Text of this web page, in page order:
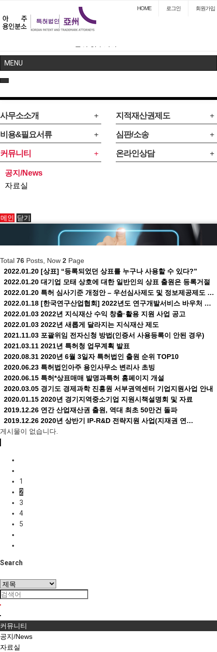
HOME 로그인 회원가입
글이 없습니다.
MENU
사무소소개 지적재산권제도
비용&필요서류 심판/소송
커뮤니티
공지/News
자료실
온라인상담
메인 닫기
Total 76 Posts, Now 2 Page
2022.01.20 [상표] “등록되었던 상표를 누구나 사용할 수 있다?”
2022.01.20 대기업 모태 상호에 대한 일반인의 상표 출원은 등록거절
2022.01.20 특허 심사기준 개정안 – 우선심사제도 및 정보제공제도 …
2022.01.18 [한국연구산업협회] 2022년도 연구개발서비스 바우처 …
2022.01.03 2022년 지식재산 수익 창출·활용 지원 사업 공고
2022.01.03 2022년 새롭게 달라지는 지식재산 제도
2021.11.03 포괄위임 전자신청 방법(인증서 사용등록이 안된 경우)
2021.03.11 2021년 특허청 업무계획 발표
2020.08.31 2020년 6월 3일자 특허법인 출원 순위 TOP10
2020.06.23 특허법인아주 용인사무소 변리사 초빙
2020.06.15 특허*상표매매 발명과특허 홈페이지 개설
2020.03.05 경기도 경제과학 진흥원 서부권역센터 기업지원사업 안내
2020.01.15 2020년 경기지역중소기업 지원시책설명회 및 자료
2019.12.26 연간 산업재산권 출원, 역대 최초 50만건 돌파
2019.12.26 2020년 상반기 IP-R&D 전략지원 사업(지재권 연…
게시물이 없습니다.
1
2
3
4
5
Search
커뮤니티
공지/News
자료실